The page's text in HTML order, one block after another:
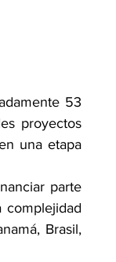
53
proyectos
una etapa
parte
complejidad
Brasil,